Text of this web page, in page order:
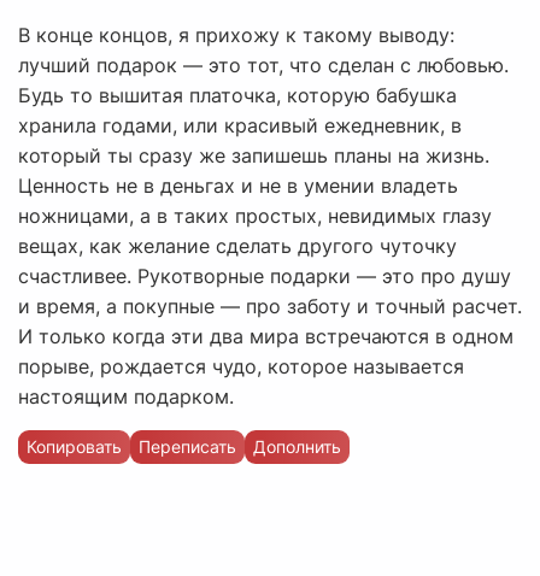
В конце концов, я прихожу к такому выводу:
лучший подарок — это тот, что сделан с любовью.
Будь то вышитая платочка, которую бабушка
хранила годами, или красивый ежедневник, в
который ты сразу же запишешь планы на жизнь.
Ценность не в деньгах и не в умении владеть
ножницами, а в таких простых, невидимых глазу
вещах, как желание сделать другого чуточку
счастливее. Рукотворные подарки — это про душу
и время, а покупные — про заботу и точный расчет.
И только когда эти два мира встречаются в одном
порыве, рождается чудо, которое называется
настоящим подарком.
Копировать Переписать Дополнить